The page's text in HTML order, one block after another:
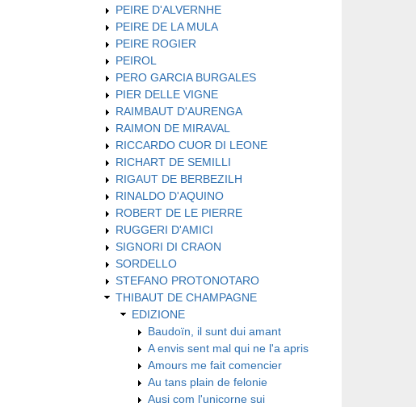
PEIRE D'ALVERNHE
PEIRE DE LA MULA
PEIRE ROGIER
PEIROL
PERO GARCIA BURGALES
PIER DELLE VIGNE
RAIMBAUT D'AURENGA
RAIMON DE MIRAVAL
RICCARDO CUOR DI LEONE
RICHART DE SEMILLI
RIGAUT DE BERBEZILH
RINALDO D'AQUINO
ROBERT DE LE PIERRE
RUGGERI D'AMICI
SIGNORI DI CRAON
SORDELLO
STEFANO PROTONOTARO
THIBAUT DE CHAMPAGNE
EDIZIONE
Baudoïn, il sunt dui amant
A envis sent mal qui ne l'a apris
Amours me fait comencier
Au tans plain de felonie
Ausi com l'unicorne sui